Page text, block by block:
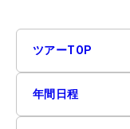
ツアーTOP
年間日程